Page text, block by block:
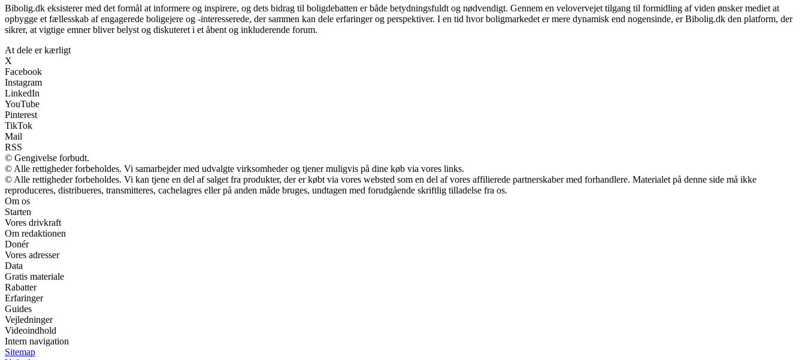
Bibolig.dk eksisterer med det formål at informere og inspirere, og dets bidrag til boligdebatten er både betydningsfuldt og nødvendigt. Gennem en velovervejet tilgang til formidling af viden ønsker mediet at
opbygge et fællesskab af engagerede boligejere og -interesserede, der sammen kan dele erfaringer og perspektiver. I en tid hvor boligmarkedet er mere dynamisk end nogensinde, er Bibolig.dk den platform, der
sikrer, at vigtige emner bliver belyst og diskuteret i et åbent og inkluderende forum.
At dele er kærligt
X
Facebook
Instagram
LinkedIn
YouTube
Pinterest
TikTok
Mail
RSS
© Gengivelse forbudt.
© Alle rettigheder forbeholdes. Vi samarbejder med udvalgte virksomheder og tjener muligvis på dine køb via vores links.
© Alle rettigheder forbeholdes. Vi kan tjene en del af salget fra produkter, der er købt via vores websted som en del af vores affilierede partnerskaber med forhandlere. Materialet på denne side må ikke
reproduceres, distribueres, transmitteres, cachelagres eller på anden måde bruges, undtagen med forudgående skriftlig tilladelse fra os.
Om os
Starten
Vores drivkraft
Om redaktionen
Donér
Vores adresser
Data
Gratis materiale
Rabatter
Erfaringer
Guides
Vejledninger
Videoindhold
Intern navigation
Sitemap